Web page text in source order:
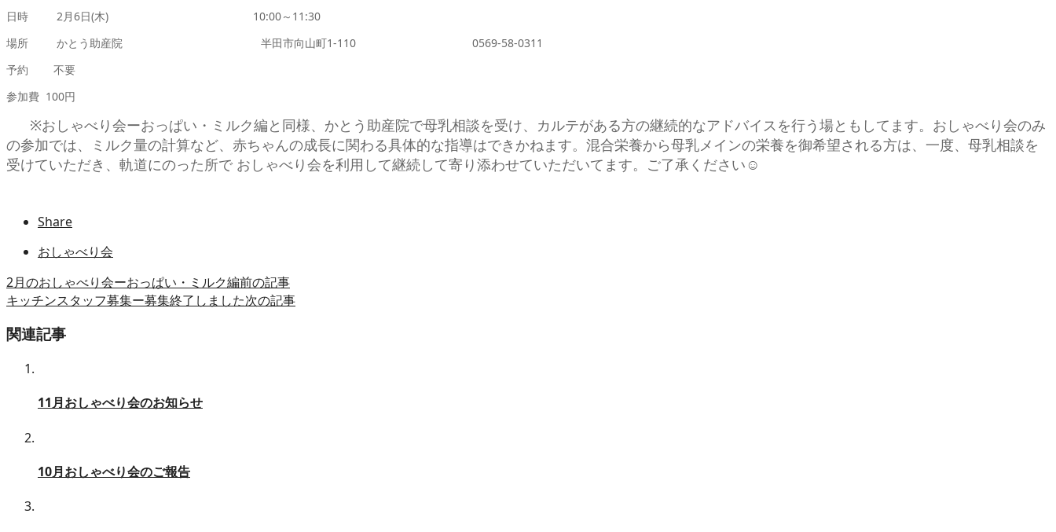
日時 2月6日(木) 10:00～11:30
場所 かとう助産院 半田市向山町1-110 0569-58-0311
予約 不要
参加費 100円
※おしゃべり会ーおっぱい・ミルク編と同様、かとう助産院で母乳相談を受け、カルテがある方の継続的なアドバイスを行う場ともしてます。おしゃべり会のみ
の参加では、ミルク量の計算など、赤ちゃんの成長に関わる具体的な指導はできかねます。混合栄養から母乳メインの栄養を御希望される方は、一度、母乳相談を
受けていただき、軌道にのった所で おしゃべり会を利用して継続して寄り添わせていただいてます。ご了承ください☺
Share
おしゃべり会
2月のおしゃべり会ーおっぱい・ミルク編前の記事
キッチンスタッフ募集ー募集終了しました次の記事
関連記事
11月おしゃべり会のお知らせ
10月おしゃべり会のご報告